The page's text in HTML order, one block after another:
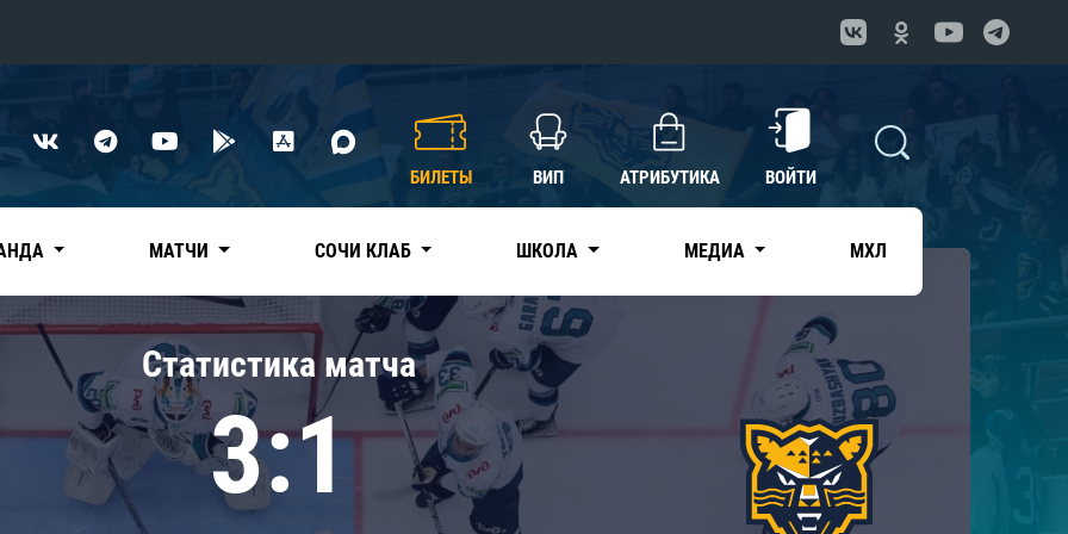
Нефтехимик
Дивизион Чернышева
Авангард
Адмирал
КХЛ
БИЛЕТЫ ВИП АТРИБУТИКА ВОЙТИ
МАТЧИ СОЧИ КЛАБ ШКОЛА МЕДИА МХЛ
Статистика матча
3:1